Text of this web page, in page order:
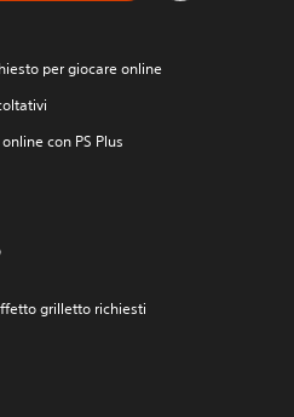
per giocare online
con PS Plus
grilletto richiesti